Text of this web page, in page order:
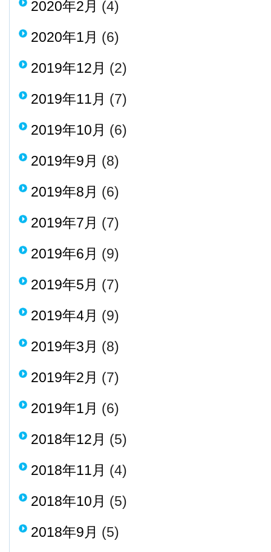
2020年2月 (4)
2020年1月 (6)
2019年12月 (2)
2019年11月 (7)
2019年10月 (6)
2019年9月 (8)
2019年8月 (6)
2019年7月 (7)
2019年6月 (9)
2019年5月 (7)
2019年4月 (9)
2019年3月 (8)
2019年2月 (7)
2019年1月 (6)
2018年12月 (5)
2018年11月 (4)
2018年10月 (5)
2018年9月 (5)